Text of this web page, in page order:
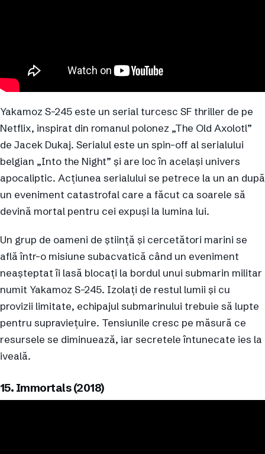
Yakamoz S-245 este un serial turcesc SF thriller de pe
Netflix, inspirat din romanul polonez „The Old Axolotl”
de Jacek Dukaj. Serialul este un spin-off al serialului
belgian „Into the Night” și are loc în același univers
apocaliptic. Acțiunea serialului se petrece la un an după
un eveniment catastrofal care a făcut ca soarele să
devină mortal pentru cei expuși la lumina lui.
Un grup de oameni de știință și cercetători marini se
află într-o misiune subacvatică când un eveniment
neașteptat îi lasă blocați la bordul unui submarin militar
numit Yakamoz S-245. Izolați de restul lumii și cu
provizii limitate, echipajul submarinului trebuie să lupte
pentru supraviețuire. Tensiunile cresc pe măsură ce
resursele se diminuează, iar secretele întunecate ies la
iveală.
15. Immortals (2018)